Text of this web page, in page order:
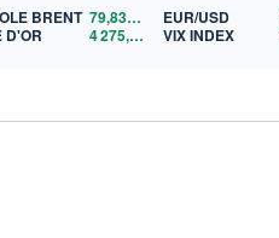
BRENT
79,83
$US
D'OR
4 275,91 $US
EUR/USD
VIX INDEX